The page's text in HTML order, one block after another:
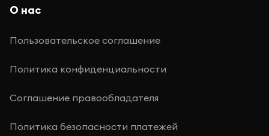
О нас
Пользовательское соглашение
Политика конфиденциальности
Соглашение правообладателя
Политика безопасности платежей